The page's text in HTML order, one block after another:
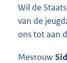
Wil de
van de
ons tot aan
Mevrouw